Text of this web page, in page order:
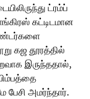
ட்ரம்ப்
கட்டிடமான
கஜ தூரத்தில்
இருந்ததால்,
பேசி அமர்ந்தார்.